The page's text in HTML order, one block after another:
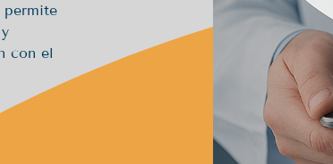
permite
con el